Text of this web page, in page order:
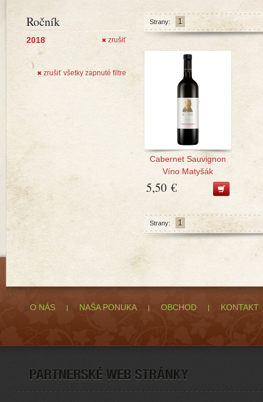
Ročník
2018 ✖ zrušiť
✖ zrušiť všetky zapnuté filtre
Strany: 1
Cabernet Sauvignon
Víno Matyšák
5,50 €
Strany: 1
O NÁS NAŠA PONUKA OBCHOD KONTAKT